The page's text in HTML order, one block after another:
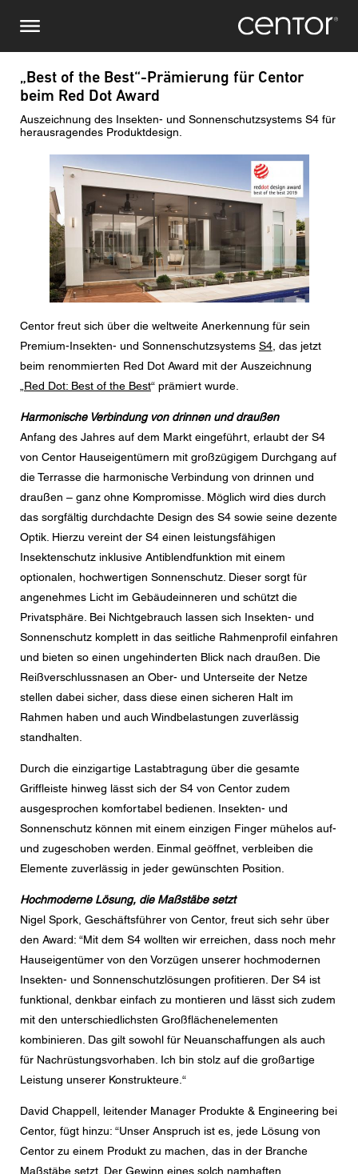
zum
Inhalt
„Best of the Best“-Prämierung für Centor
beim Red Dot Award
Auszeichnung des Insekten- und Sonnenschutzsystems S4 für
herausragendes Produktdesign.
Bild
Centor freut sich über die weltweite Anerkennung für sein
Premium-Insekten- und Sonnenschutzsystems S4 , das jetzt
beim renommierten Red Dot Award mit der Auszeichnung
Red Dot: Best of the Best“ prämiert wurde.
Harmonische Verbindung von drinnen und draußen
Anfang des Jahres auf dem Markt eingeführt, erlaubt der S4
von Centor Hauseigentümern mit großzügigem Durchgang auf
die Terrasse die harmonische Verbindung von drinnen und
draußen – ganz ohne Kompromisse. Möglich wird dies durch
das sorgfältig durchdachte Design des S4 sowie seine dezente
Optik. Hierzu vereint der S4 einen leistungsfähigen
Insektenschutz inklusive Antiblendfunktion mit einem
optionalen, hochwertigen Sonnenschutz. Dieser sorgt für
angenehmes Licht im Gebäudeinneren und schützt die
Privatsphäre. Bei Nichtgebrauch lassen sich Insekten- und
Sonnenschutz komplett in das seitliche Rahmenprofil einfahren
und bieten so einen ungehinderten Blick nach draußen. Die
Reißverschlussnasen an Ober- und Unterseite der Netze
stellen dabei sicher, dass diese einen sicheren Halt im
Rahmen haben und auch Windbelastungen zuverlässig
standhalten.
Durch die einzigartige Lastabtragung über die gesamte
Griffleiste hinweg lässt sich der S4 von Centor zudem
ausgesprochen komfortabel bedienen. Insekten- und
Sonnenschutz können mit einem einzigen Finger mühelos auf-
und zugeschoben werden. Einmal geöffnet, verbleiben die
Elemente zuverlässig in jeder gewünschten Position.
Hochmoderne Lösung, die Maßstäbe setzt
Nigel Spork, Geschäftsführer von Centor, freut sich sehr über
den Award: “Mit dem S4 wollten wir erreichen, dass noch mehr
Hauseigentümer von den Vorzügen unserer hochmodernen
Insekten- und Sonnenschutzlösungen profitieren. Der S4 ist
funktional, denkbar einfach zu montieren und lässt sich zudem
mit den unterschiedlichsten Großflächenelementen
kombinieren. Das gilt sowohl für Neuanschaffungen als auch
für Nachrüstungsvorhaben. Ich bin stolz auf die großartige
Leistung unserer Konstrukteure.“
David Chappell, leitender Manager Produkte & Engineering bei
Centor, fügt hinzu: “Unser Anspruch ist es, jede Lösung von
Centor zu einem Produkt zu machen, das in der Branche
Maßstäbe setzt. Der Gewinn eines solch namhaften
Stellen Sie eine Anfrage
Vor-/ Nachname
Postleitzahl
Sie sind
CAPTCHA
Diese Sicherheitsfrage überprüft, ob Sie ein menschlicher
Besucher sind und verhindert automatisches Spamming.
Datenschutzerklärung
Ich stimme der Weiterleitung meiner personenbezogenen
Daten in den obigen Formularfeldern an den
nächstgelegenen Centor Händler oder an einen
zuständigen Centor Mitarbeiter zu, welcher mich in
Bezug auf das Anliegen meiner Anfrage kontaktieren
wird.
Die Nutzung Ihrer personenbezogenen Daten entspricht
den aktuelle Datenschutzrichtlinien.